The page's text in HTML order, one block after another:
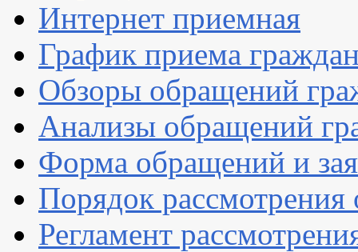
Интернет приемная
График приема
Обзоры обращений
Анализы обращений
Форма обращений и
Порядок
Регламент